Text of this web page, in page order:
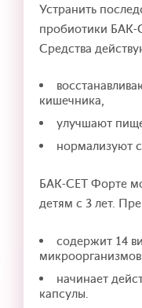
Устранить
пробиотики
Средства
кишечника,
улучшают
нормализуют
БАК-СЕТ Форте
детям с 3 лет.
содержит 14
начинает
капсулы.